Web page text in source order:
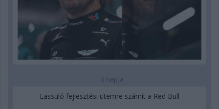
3 napja
Lassuló fejlesztési ütemre számít a Red Bull